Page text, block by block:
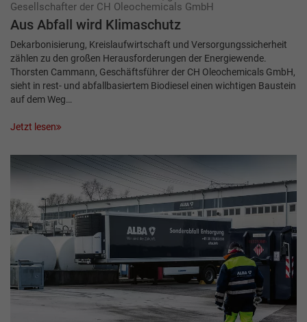
Gesellschafter der CH Oleochemicals GmbH
Aus Abfall wird Klimaschutz
Dekarbonisierung, Kreislaufwirtschaft und Versorgungssicherheit
zählen zu den großen Herausforderungen der Energiewende.
Thorsten Cammann, Geschäftsführer der CH Oleochemicals GmbH,
sieht in rest- und abfallbasiertem Biodiesel einen wichtigen Baustein
auf dem Weg…
Jetzt lesen